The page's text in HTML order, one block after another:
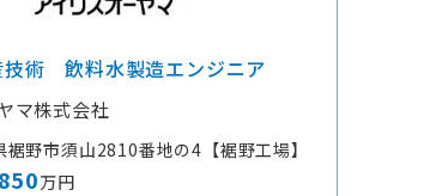
技術 飲料水製造エンジニア
マ株式会社
裾野市須山2810番地の4【裾野工場】
850万円